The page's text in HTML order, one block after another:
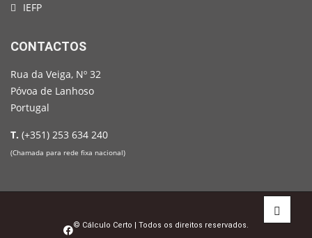
IEFP
CONTACTOS
Rua da Veiga, Nº 32
Póvoa de Lanhoso
Portugal
T. (+351) 253 634 240
(Chamada para rede fixa nacional)
© Cálculo Certo | Todos os direitos reservados.